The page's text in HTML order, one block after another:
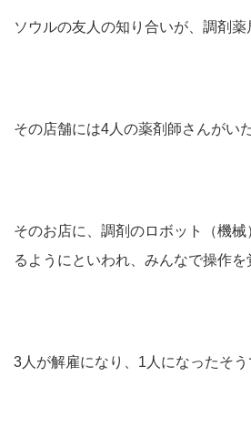
ソウルの友人の知り合いが、調剤薬
その店舗には4人の薬剤師さんがい
そのお店に、調剤のロボット（機械
るようにといわれ、みんなで操作を
3人が解雇になり、1人になったそう